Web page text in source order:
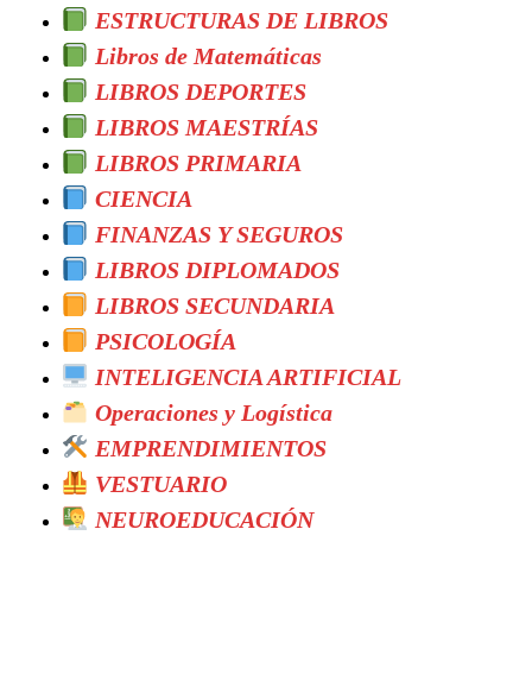
ESTRUCTURAS DE LIBROS
Libros de Matemáticas
LIBROS DEPORTES
LIBROS MAESTRÍAS
LIBROS PRIMARIA
CIENCIA
FINANZAS Y SEGUROS
LIBROS DIPLOMADOS
LIBROS SECUNDARIA
PSICOLOGÍA
INTELIGENCIA ARTIFICIAL
Operaciones y Logística
EMPRENDIMIENTOS
VESTUARIO
NEUROEDUCACIÓN